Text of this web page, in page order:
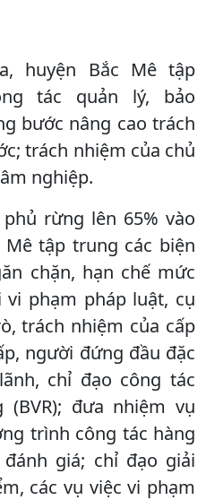
huyện Bắc Mê tập
tác quản lý, bảo
bước nâng cao trách
trách nhiệm của chủ
nghiệp.
rừng lên 65% vào
Mê tập trung các biện
chặn, hạn chế mức
phạm pháp luật, cụ
trách nhiệm của cấp
người đứng đầu đặc
chỉ đạo công tác
đưa nhiệm vụ
trình công tác hàng
giá; chỉ đạo giải
các vụ việc vi phạm